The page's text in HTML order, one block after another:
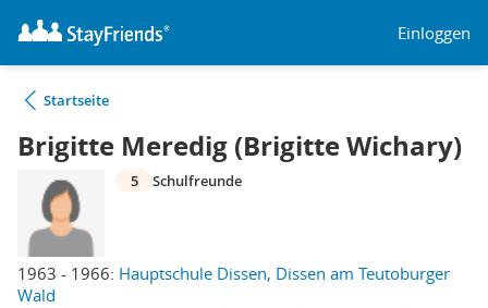
Einloggen
Startseite
Brigitte Meredig (Brigitte Wichary)
1963 - 1966: Hauptschule Dissen, Dissen am Teutoburger
Wald
5 Schulfreunde